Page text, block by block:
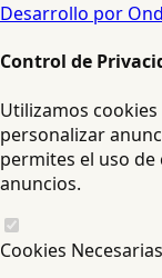
Desarrollo por
Control de
Utilizamos
personalizar
permites el uso
anuncios.
Cookies Necesarias